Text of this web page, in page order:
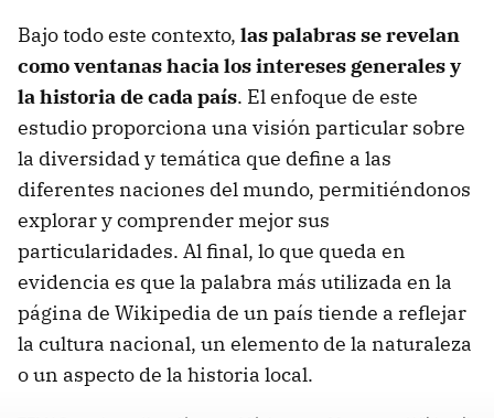
Bajo todo este contexto, las palabras se revelan
como ventanas hacia los intereses generales y
la historia de cada país. El enfoque de este
estudio proporciona una visión particular sobre
la diversidad y temática que define a las
diferentes naciones del mundo, permitiéndonos
explorar y comprender mejor sus
particularidades. Al final, lo que queda en
evidencia es que la palabra más utilizada en la
página de Wikipedia de un país tiende a reflejar
la cultura nacional, un elemento de la naturaleza
o un aspecto de la historia local.